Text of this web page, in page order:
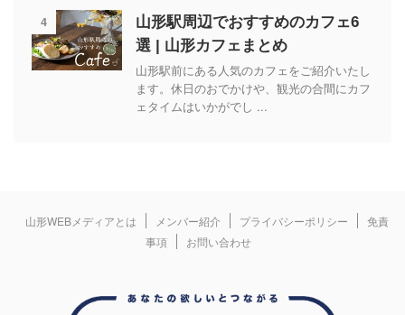
4
山形駅周辺でおすすめのカフェ6
選 | 山形カフェまとめ
山形駅前にある人気のカフェをご紹介いたし
ます。休日のおでかけや、観光の合間にカフ
ェタイムはいかがでし ...
山形WEBメディアとは メンバー紹介 プライバシーポリシー
免責
事項
お問い合わせ